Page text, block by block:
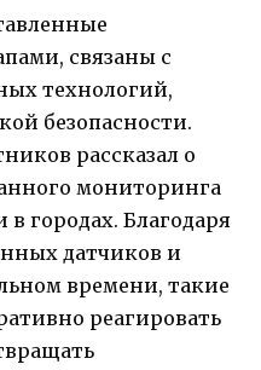
связаны с
технологий,
безопасности.
рассказал о
мониторинга
городах. Благодаря
датчиков и
времени, такие
реагировать